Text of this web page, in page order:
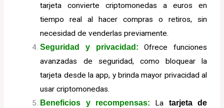
tarjeta convierte criptomonedas a euros en
tiempo real al hacer compras o retiros, sin
necesidad de venderlas previamente.
Seguridad y privacidad:
Ofrece funciones
avanzadas de seguridad, como bloquear la
tarjeta desde la app, y brinda mayor privacidad al
usar criptomonedas.
Beneficios y recompensas: La tarjeta de